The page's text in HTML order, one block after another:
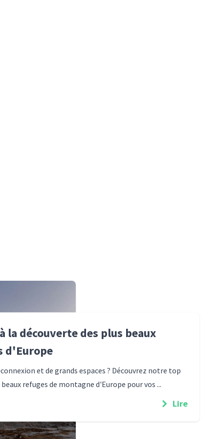
la découverte des plus beaux
d'Europe
et de grands espaces ? Découvrez notre top
beaux refuges de montagne d'Europe pour vos ...
Lire